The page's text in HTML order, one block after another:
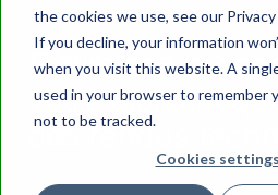
the cookies we use, see our
If you decline, your information
when you visit this website. A
used in your browser to remember
not to be tracked.
Cookies settings
Optimisez la
votre
des rendus